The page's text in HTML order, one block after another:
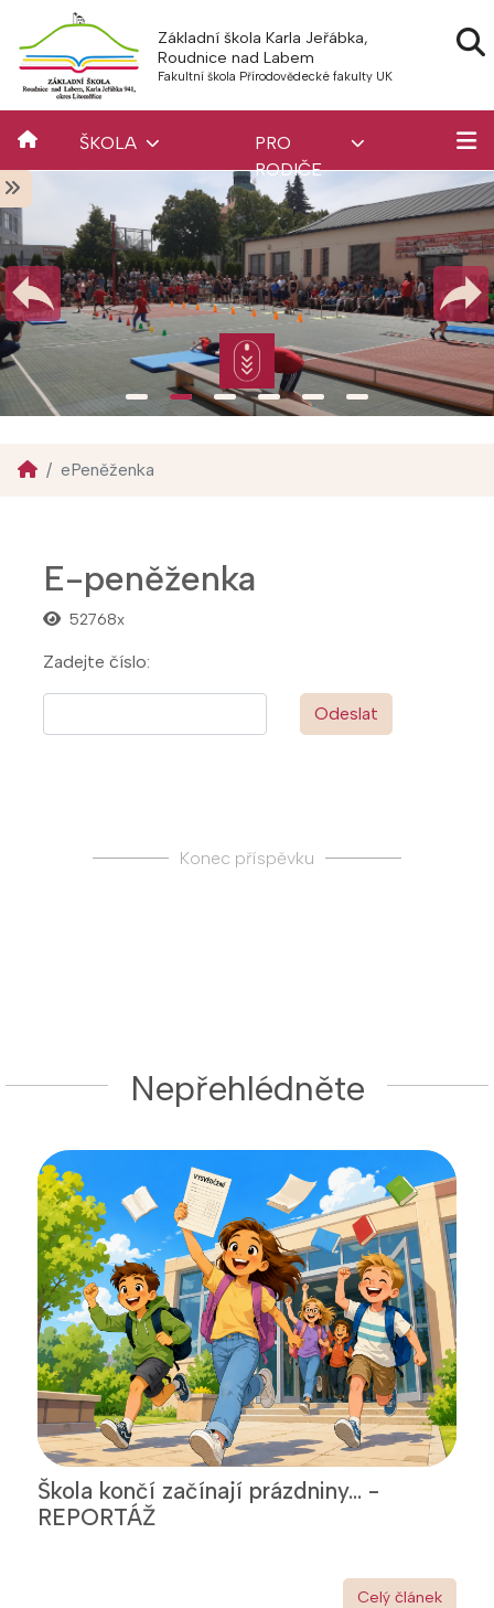
Základní škola Karla Jeřábka,
Roudnice nad Labem
Fakultní škola Přírodovědecké fakulty UK
ŠKOLA
PRO
RODIČE
ePeněženka
E-peněženka
52768x
Zadejte číslo:
Odeslat
Konec příspěvku
Nepřehlédněte
Škola končí začínají prázdniny... -
REPORTÁŽ
Celý článek